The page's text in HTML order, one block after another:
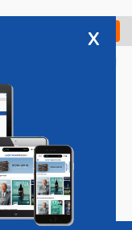
Check in
Vacatures
x